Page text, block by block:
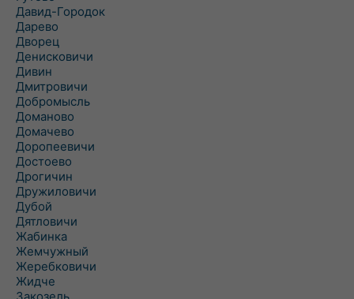
Давид-Городок
Дарево
Дворец
Денисковичи
Дивин
Дмитровичи
Добромысль
Доманово
Домачево
Доропеевичи
Достоево
Дрогичин
Дружиловичи
Дубой
Дятловичи
Жабинка
Жемчужный
Жеребковичи
Жидче